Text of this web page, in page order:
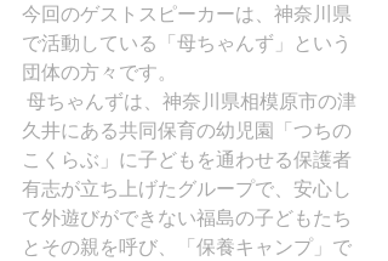
今回のゲストスピーカーは、神奈川県
で活動している「母ちゃんず」という
団体の方々です。
久井にある共同保育の幼児園「つちの
こくらぶ」に子どもを通わせる保護者
有志が立ち上げたグループで、安心し
て外遊びができない福島の子どもたち
とその親を呼び、「保養キャンプ」で